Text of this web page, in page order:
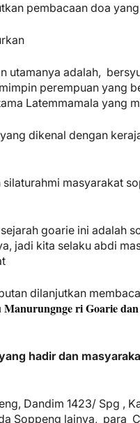
pembacaan doa
utamanya adalah,
perempuan yang
Latemmamala yang
dikenal dengan
masyarakat
goarie ini adalah
jadi kita selaku abdi
dilanjutkan
ri Goarie
hadir dan
Dandim 1423/ Spg ,
Soppeng lainya, para